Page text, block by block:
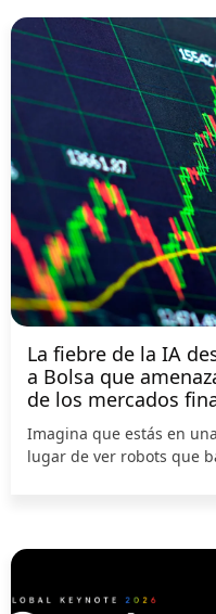
La fiebre de la IA
a Bolsa que
de los mercados
Imagina que estás en
lugar de ver robots que